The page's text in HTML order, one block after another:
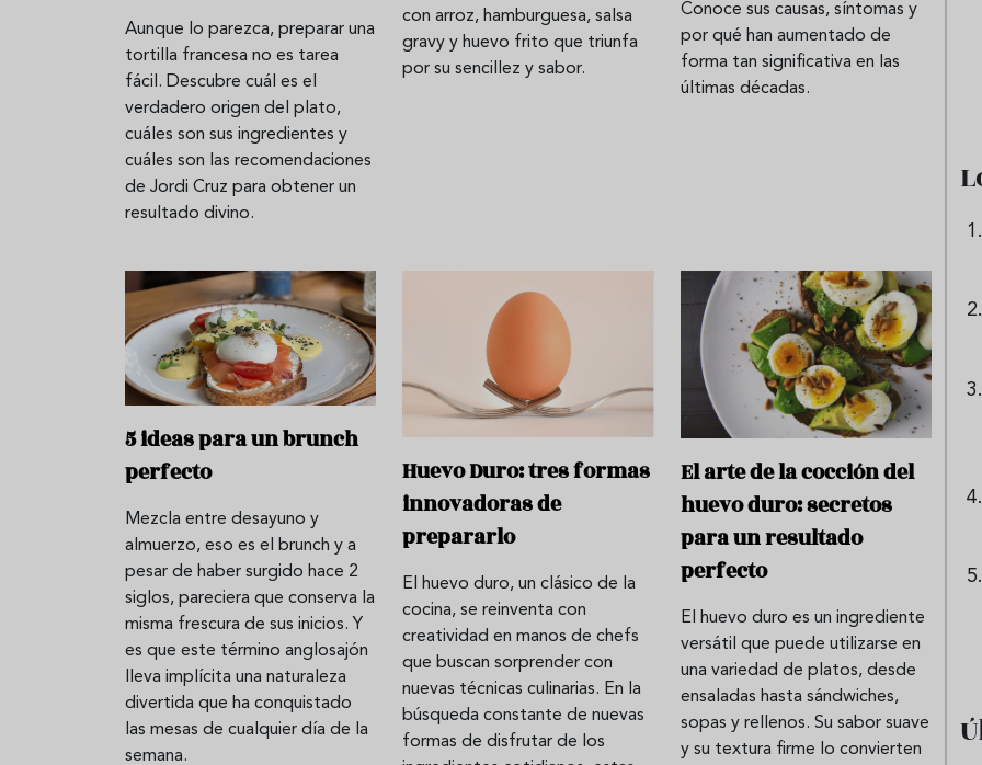
Aunque lo parezca, preparar una
tortilla francesa no es tarea
fácil. Descubre cuál es el
verdadero origen del plato,
cuáles son sus ingredientes y
cuáles son las recomendaciones
de Jordi Cruz para obtener un
resultado divino.
con arroz, hamburguesa, salsa
gravy y huevo frito que triunfa
por su sencillez y sabor.
Conoce sus causas, síntomas y
por qué han aumentado de
forma tan significativa en las
últimas décadas.
5 ideas para un brunch
perfecto
Mezcla entre desayuno y
almuerzo, eso es el brunch y a
pesar de haber surgido hace 2
siglos, pareciera que conserva la
misma frescura de sus inicios. Y
es que este término anglosajón
lleva implícita una naturaleza
divertida que ha conquistado
las mesas de cualquier día de la
semana.
Huevo Duro: tres formas
innovadoras de
prepararlo
El huevo duro, un clásico de la
cocina, se reinventa con
creatividad en manos de chefs
que buscan sorprender con
nuevas técnicas culinarias. En la
búsqueda constante de nuevas
formas de disfrutar de los
El arte de la cocción del
huevo duro: secretos
para un resultado
perfecto
El huevo duro es un ingrediente
versátil que puede utilizarse en
una variedad de platos, desde
ensaladas hasta sándwiches,
sopas y rellenos. Su sabor suave
y su textura firme lo convierten
¿Cuál es el origen de la lasaña?
Historia y receta de la
auténtica boloñesa
Ni sangría ni tinto de verano:
aprende a preparar granizado
Aceitunas: el aperitivo estrella
del verano